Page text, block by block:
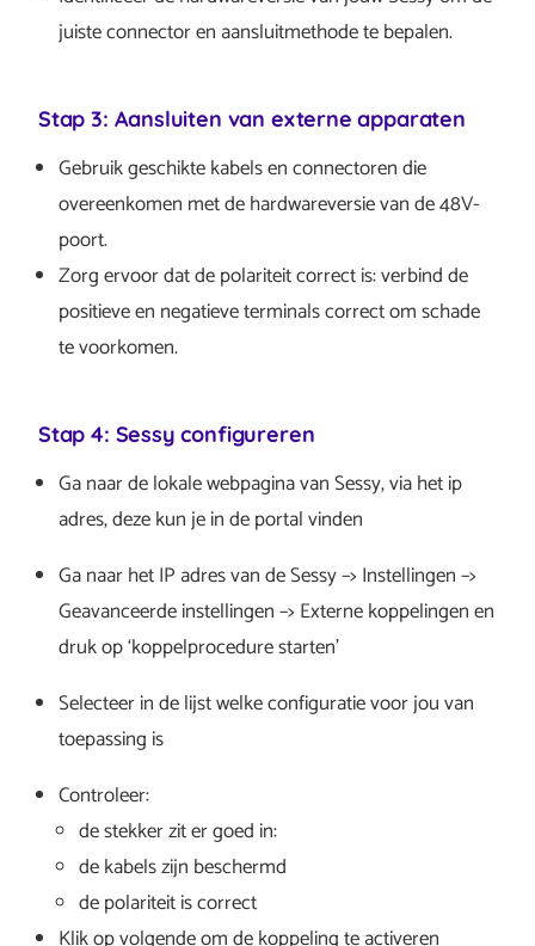
juiste connector en aansluitmethode te bepalen.​
Stap 3: Aansluiten van externe apparaten
Gebruik geschikte kabels en connectoren die
overeenkomen met de hardwareversie van de 48V-
poort.
Zorg ervoor dat de polariteit correct is: verbind de
positieve en negatieve terminals correct om schade
te voorkomen.
Stap 4: Sessy configureren
Ga naar de lokale webpagina van Sessy, via het ip
adres, deze kun je in de portal vinden
Ga naar het IP adres van de Sessy –> Instellingen –>
Geavanceerde instellingen –> Externe koppelingen en
druk op ‘koppelprocedure starten’
Selecteer in de lijst welke configuratie voor jou van
toepassing is
Controleer:
de stekker zit er goed in:
de kabels zijn beschermd
de polariteit is correct
Klik op volgende om de koppeling te activeren